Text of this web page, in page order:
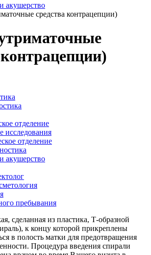
акушерство
средства контрацепции)
отделение
исследования
отделение
акушерство
пребывания
сделанная из пластика, Т-образной
к концу которой прикреплены
в полость матки для предотвращения
Процедура введения спирали